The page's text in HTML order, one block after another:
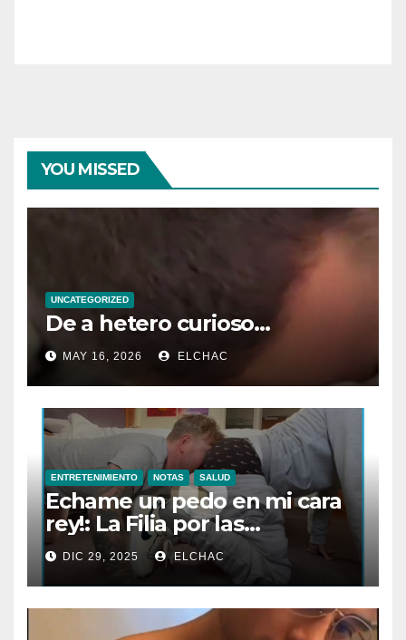
YOU MISSED
UNCATEGORIZED
De a hetero curioso…
MAY 16, 2026 ELCHAC
ENTRETENIMIENTO NOTAS SALUD
Echame un pedo en mi cara
rey!: La Filia por las
Flatulencias”
DIC 29, 2025 ELCHAC